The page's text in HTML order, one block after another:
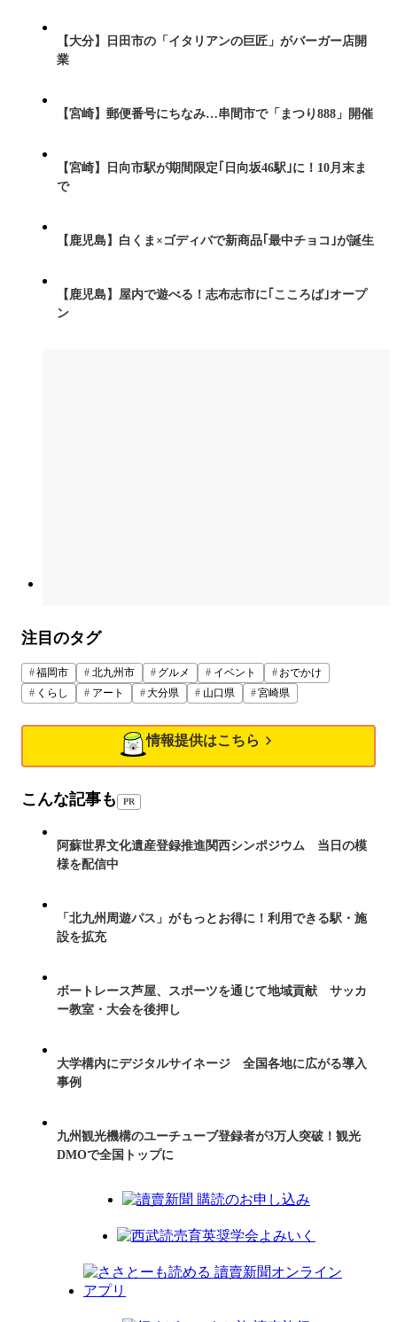
【大分】日田市の「イタリアンの巨匠」がバーガー店開
業
【宮崎】郵便番号にちなみ…串間市で「まつり888」開催
【宮崎】日向市駅が期間限定｢日向坂46駅｣に！10月末ま
で
【鹿児島】白くま×ゴディバで新商品｢最中チョコ｣が誕生
【鹿児島】屋内で遊べる！志布志市に｢こころば｣オープ
ン
注目のタグ
福岡市 北九州市 グルメ イベント
おでかけ
くらし
アート 大分県 山口県 宮崎県
情報提供はこちら
こんな記事も PR
阿蘇世界文化遺産登録推進関西シンポジウム 当日の模
様を配信中
「北九州周遊パス」がもっとお得に！利用できる駅・施
設を拡充
ボートレース芦屋、スポーツを通じて地域貢献 サッカ
ー教室・大会を後押し
大学構内にデジタルサイネージ 全国各地に広がる導入
事例
九州観光機構のユーチューブ登録者が3万人突破！観光
DMOで全国トップに